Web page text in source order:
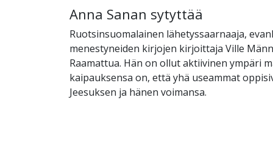
Anna Sanan sytyttää
Ruotsinsuomalainen lähetyssaarnaaja,
menestyneiden kirjojen kirjoittaja Ville
Raamattua. Hän on ollut aktiivinen ympäri
kaipauksensa on, että yhä useammat
Jeesuksen ja hänen voimansa.